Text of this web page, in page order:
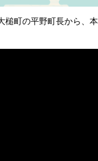
槌町の平野町長から、本